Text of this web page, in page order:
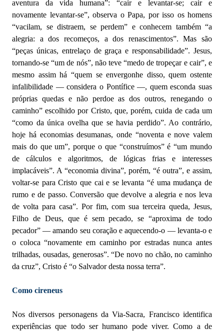
aventura da vida humana”: “cair e levantar-se; cair e
novamente levantar-se”, observa o Papa, por isso os homens
“vacilam, se distraem, se perdem” e conhecem também “a
alegria: a dos recomeços, a dos renascimentos”. Mas são
“peças únicas, entrelaço de graça e responsabilidade”. Jesus,
tornando-se “um de nós”, não teve “medo de tropeçar e cair”, e
mesmo assim há “quem se envergonhe disso, quem ostente
infalibilidade — considera o Pontífice —, quem esconda suas
próprias quedas e não perdoe as dos outros, renegando o
caminho” escolhido por Cristo, que, porém, cuida de cada um
“como da única ovelha que se havia perdido”. Ao contrário,
hoje há economias desumanas, onde “noventa e nove valem
mais do que um”, porque o que “construímos” é “um mundo
de cálculos e algoritmos, de lógicas frias e interesses
implacáveis”. A “economia divina”, porém, “é outra”, e assim,
voltar-se para Cristo que cai e se levanta “é uma mudança de
rumo e de passo. Conversão que devolve a alegria e nos leva
de volta para casa”. Por fim, com sua terceira queda, Jesus,
Filho de Deus, que é sem pecado, se “aproxima de todo
pecador” — amando seu coração e aquecendo-o — levanta-o e
o coloca “novamente em caminho por estradas nunca antes
trilhadas, ousadas, generosas”. “De novo no chão, no caminho
da cruz”, Cristo é “o Salvador desta nossa terra”.
Como cireneus
Nos diversos personagens da Via-Sacra, Francisco identifica
experiências que todo ser humano pode viver. Como a de